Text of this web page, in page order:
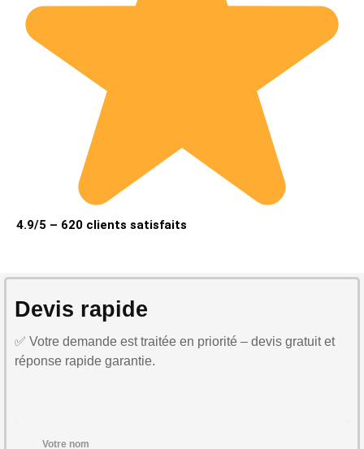
4.9/5 – 620 clients satisfaits
Devis rapide
✅ Votre demande est traitée en priorité – devis gratuit et
réponse rapide garantie.
Votre nom